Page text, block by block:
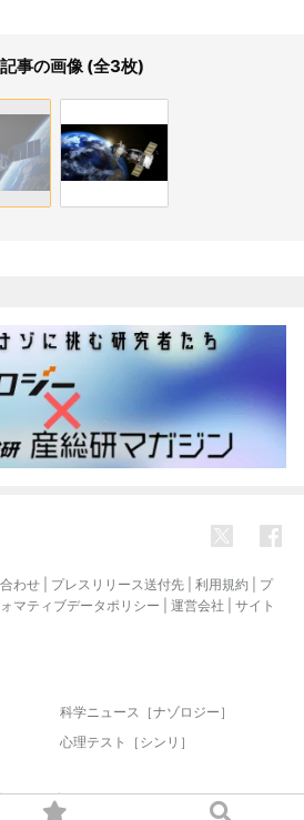
事の画像 (全3枚)
わせ プレスリリース送付先 利用規約
プ
マティブデータポリシー 運営会社
サイト
科学ニュース［ナゾロジー］
心理テスト［シンリ］
reserved.